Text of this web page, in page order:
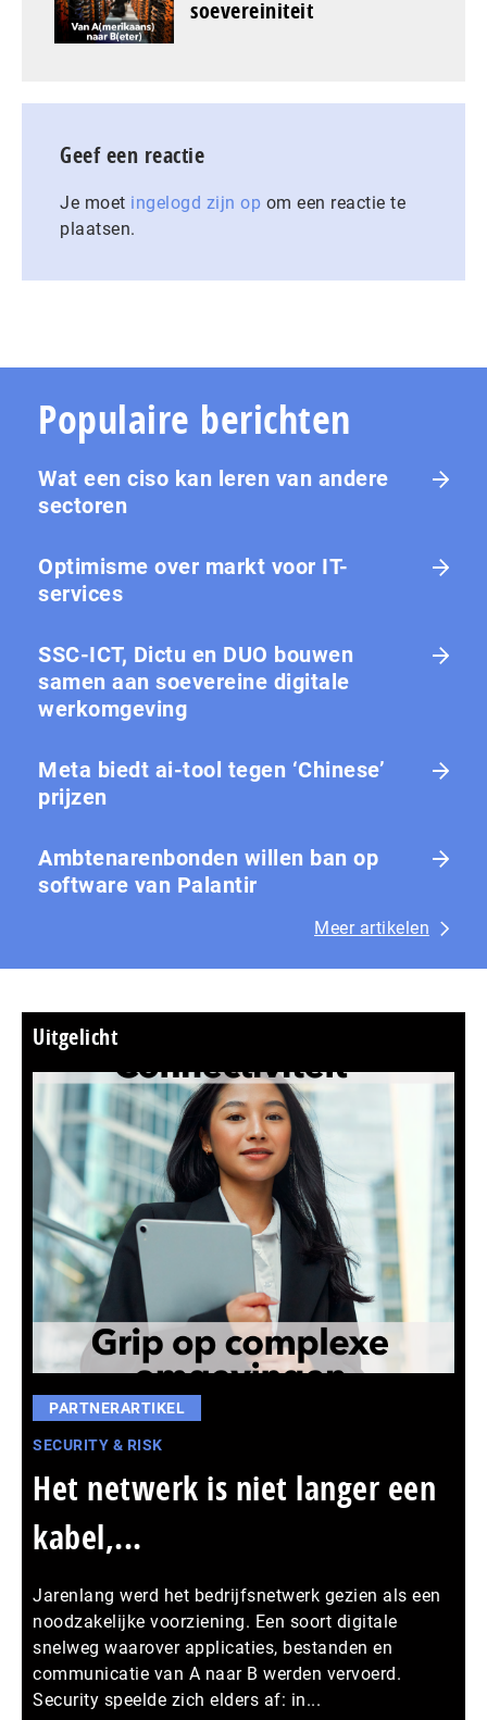
soevereiniteit
Geef een reactie
Je moet ingelogd zijn op om een reactie te
plaatsen.
Populaire berichten
Wat een ciso kan leren van andere
sectoren
Optimisme over markt voor IT-
services
SSC-ICT, Dictu en DUO bouwen
samen aan soevereine digitale
werkomgeving
Meta biedt ai-tool tegen ‘Chinese’
prijzen
Ambtenarenbonden willen ban op
software van Palantir
Meer artikelen
Uitgelicht
PARTNERARTIKEL
SECURITY & RISK
Het netwerk is niet langer een
kabel,...
Jarenlang werd het bedrijfsnetwerk gezien als een
noodzakelijke voorziening. Een soort digitale
snelweg waarover applicaties, bestanden en
communicatie van A naar B werden vervoerd.
Security speelde zich elders af: in...